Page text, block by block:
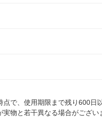
で、使用期限まで残り600
物と若干異なる場合がござ